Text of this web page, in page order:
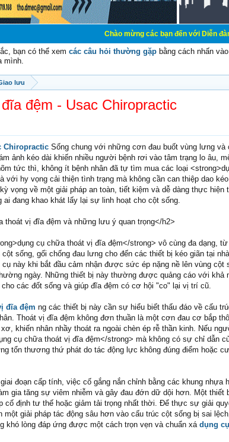
Chào mừng các bạn đến với Diễn đàn Cơ Điện
bạn có thể xem các câu hỏi thường gặp bằng cách nhấn
mình.
lưu
đệm - Usac Chiropractic
Chiropractic Sống chung với những cơn đau buốt vùng lưng và
ảnh kéo dài khiến nhiều người bệnh rơi vào tâm trạng lo âu,
tức thì, không ít bệnh nhân đã tự tìm mua các loại
với hy vọng cải thiện tình trạng mà không cần can thiệp dao
vọng về một giải pháp an toàn, tiết kiệm và dễ dàng thực hiện
ai đang khao khát lấy lại sự linh hoạt cho cột sống.
vị đĩa đệm và những lưu ý quan trọng</h2>
cụ chữa thoát vị đĩa đệm</strong> vô cùng đa dạng,
sống, gối chống đau lưng cho đến các thiết bị kéo giãn tại
này khi bắt đầu cảm nhận được sức ép nặng nề lên vùng cột
ngày. Những thiết bị này thường được quảng cáo với khả
các đốt sống và giúp đĩa đệm có cơ hội "co" lại vị trí cũ.
đĩa đệm ng các thiết bị này cần sự hiểu biết thấu đáo về cấu
Thoát vị đĩa đệm không đơn thuần là một cơn đau cơ bắp
khiến nhân nhầy thoát ra ngoài chèn ép rễ thần kinh. Nếu
cụ chữa thoát vị đĩa đệm</strong> mà không có sự chỉ dẫn
tổn thương thứ phát do tác động lực không đúng điểm hoặc
đoạn cấp tính, việc cố gắng nắn chỉnh bằng các khung nhựa
gia tăng sự viêm nhiễm và gây đau đớn dữ dội hơn. Một thiết
cố định tư thế hoặc giảm tải trọng nhất thời. Để thực sự giải
một giải pháp tác động sâu hơn vào cấu trúc cột sống bị sai
khó lòng đáp ứng được một cách trọn vẹn và chuẩn xá dụng cụ